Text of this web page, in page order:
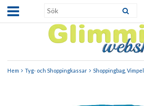
Hem Tyg- och Shoppingkassar Shoppingbag, Vimpel